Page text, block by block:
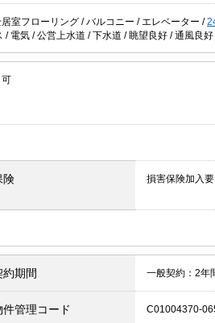
居室フローリング /バルコニー / エレベーター /
/ 電気 /公営上水道 /下水道 / 眺望良好 /通風良好
可
険 損害保険加入要
約期間 一般契約：2年
件管理コード C01004370-